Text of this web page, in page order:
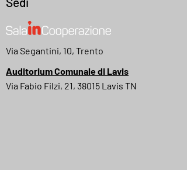
Via Segantini, 10, Trento
Auditorium Comunale di Lavis
Via Fabio Filzi, 21, 38015 Lavis TN